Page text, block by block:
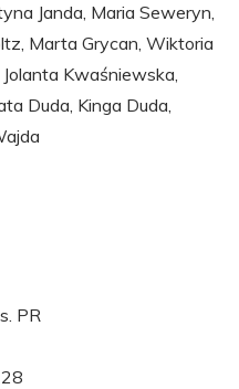
Janda, Maria Seweryn,
Marta Grycan, Wiktoria
Jolanta Kwaśniewska,
Duda, Kinga Duda,
PR